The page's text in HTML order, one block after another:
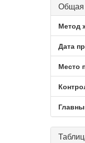
Общая
Метод
Дата
Место